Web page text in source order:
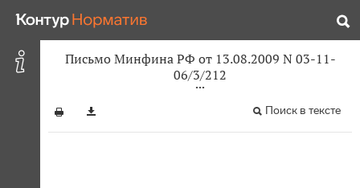
Письмо Минфина РФ от 13.08.2009 N 03-11-
06/3/212
Поиск в тексте